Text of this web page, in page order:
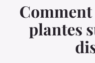
Comment
plantes